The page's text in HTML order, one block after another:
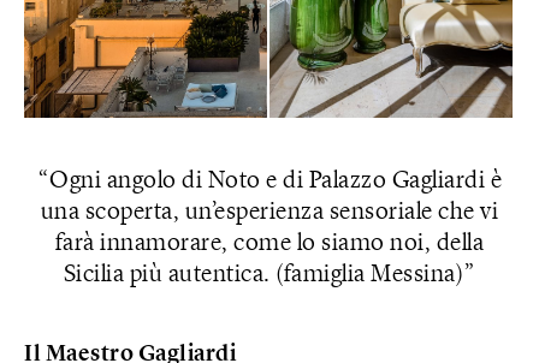
Ogni angolo di Noto e di Palazzo Gagliardi è
una scoperta, un’esperienza sensoriale che vi
farà innamorare, come lo siamo noi, della
Sicilia più autentica. (famiglia Messina)
Il Maestro Gagliardi